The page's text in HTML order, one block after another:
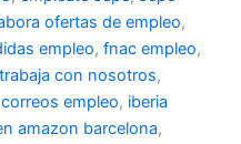
ofertas de empleo,
empleo, fnac empleo,
con nosotros,
correos empleo, iberia
amazon barcelona,